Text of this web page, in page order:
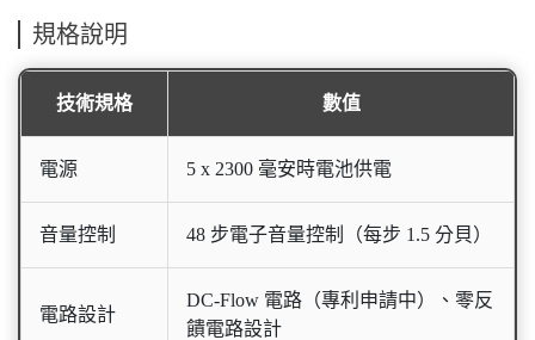
規格說明
技術規格 數值
電源 5 x 2300 毫安時電池供電
音量控制 48 步電子音量控制（每步 1.5 分貝）
電路設計
DC-Flow 電路（專利申請中）、零反
饋電路設計